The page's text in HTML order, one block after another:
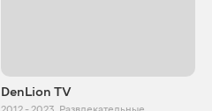
DenLion TV